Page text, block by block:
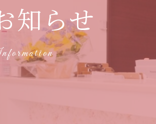
タトゥー除去
療
ピコフラクショナルレー
ザー
ー HARG
美肌
知らせ